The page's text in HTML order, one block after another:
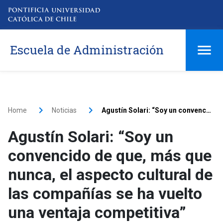
Escuela de Administración
Home Noticias Agustín Solari: “Soy un convencido de que, más que nunca, el aspecto cultural de las compañías se ha vuelto una ventaja competitiva”
Agustín Solari: “Soy un
convencido de que, más que
nunca, el aspecto cultural de
las compañías se ha vuelto
una ventaja competitiva”